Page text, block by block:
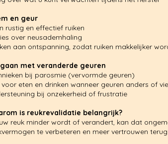
en geur
rustig en effectief ruiken
over neusademhaling
aan ontspanning, zodat ruiken makkelijker
met veranderde geuren
bij parosmie (vervormde geuren)
eten en drinken wanneer geuren anders of
bij onzekerheid of frustratie
is reukrevalidatie belangrijk?
reuk minder wordt of verandert, kan dat
te verbeteren en meer vertrouwen